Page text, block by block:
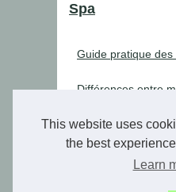
This website uses
the best
Learn
Spa
Guide pratique des
Différences entre
Coxarthrose:
Economisez sur